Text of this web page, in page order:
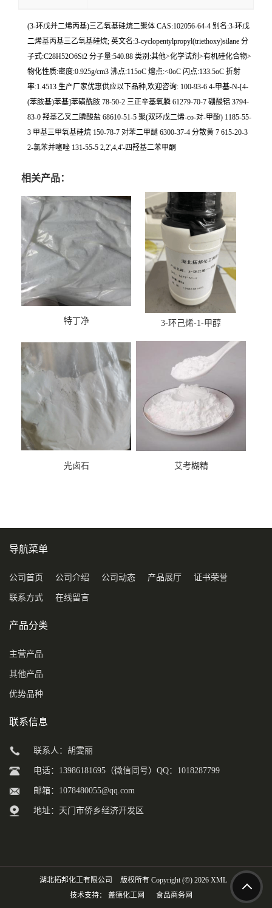
(3-环戊并二烯丙基)三乙氧基硅烷二聚体 CAS:102056-64-4 别名:3-环戊
二烯基丙基三乙氧基硅烷; 英文名:3-cyclopentylpropyl(triethoxy)silane 分
子式:C28H52O6Si2 分子量:540.88 类别:其他>化学试剂>有机硅化合物>
物化性质:密度:0.925g/cm3 沸点:115oC 熔点:<0oC 闪点:133.5oC 折射
率:1.4513 生产厂家优惠供应以下品种,欢迎咨询: 100-93-6 4-甲基-N-[4-
(苯胺基)苯基]苯磺酰胺 78-50-2 三正辛基氧膦 61279-70-7 硼酸铝 3794-
83-0 羟基乙叉二膦酸盐 68610-51-5 聚(双环戊二烯-co-对-甲酚) 1185-55-
3 甲基三甲氧基硅烷 150-78-7 对苯二甲醚 6300-37-4 分散黄 7 615-20-3
2-氯苯并噻唑 131-55-5 2,2',4,4'-四羟基二苯甲酮
相关产品：
特丁净 3-环己烯-1-甲醇
光卤石 艾考糊精
导航菜单
公司首页 公司介绍 公司动态 产品展厅 证书荣誉
联系方式 在线留言
产品分类
主营产品
其他产品
优势品种
联系信息
联系人：胡雯丽
电话：13986181695（微信同号）QQ：1018287799
邮箱： 1078480055@qq.com
地址：天门市侨乡经济开发区
湖北拓邦化工有限公司 版权所有 Copyright (©) 2026 XML
技术支持： 盖德化工网 食品商务网